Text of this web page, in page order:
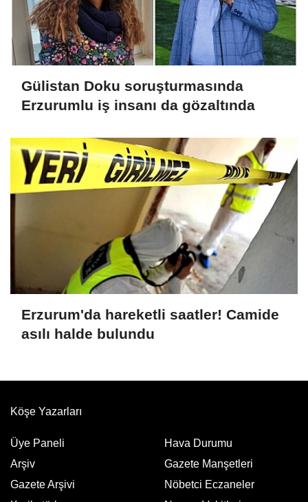
Gülistan Doku soruşturmasında
Erzurumlu iş insanı da gözaltında
Erzurum'da hareketli saatler! Camide
asılı halde bulundu
Köşe Yazarları
Üye Paneli
Arşiv
Gazete Arşivi
Hava Durumu
Gazete Manşetleri
Nöbetci Eczaneler